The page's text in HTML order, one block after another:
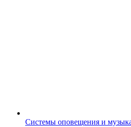
Системы оповещения и